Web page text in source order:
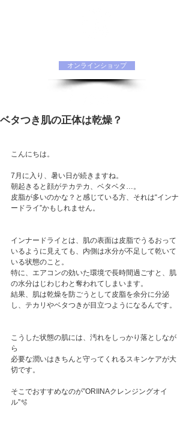
オンラインショップ
ベタつき肌の正体は乾燥？
こんにちは。
7月に入り、暑い日が続きますね。
朝起きると顔がテカテカ、ベタベタ…。
皮脂が多いのかな？と感じている方、それは“インナ
ードライ”かもしれません。
インナードライとは、肌の表面は皮脂でうるおって
いるように見えても、内側は水分が不足して乾いて
いる状態のこと。
特に、エアコンの効いた環境で長時間過ごすと、肌
の水分はじわじわと奪われてしまいます。
結果、肌は乾燥を防ごうとして皮脂を余分に分泌
し、テカリやベタつきが目立つようになるんです。
こうした状態の肌には、汚れをしっかり落としなが
ら
必要な潤いはきちんと守ってくれるスキンケアが大
切です。
そこでおすすめなのが”ORIINAクレンジングオイ
ル”🫧